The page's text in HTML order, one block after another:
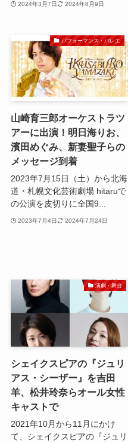
2024年3月7日 2024年8月9日
パフォーマンス・バレエ
山崎育三郎オーケストラツ
アーに出演！明日海りお、
濱田めぐみ、新妻聖子らの
メッセージ到着
2023年7月15日（土）から北海
道・札幌文化芸術劇場 hitaruで
の公演を皮切りに全国9...
2023年7月4日 2024年7月24日
演劇・舞台
シェイクスピアの『ジュリ
アス・シーザー』を吉田
羊、松井玲奈らオール女性
キャストで
2021年10月から11月にかけ
て、シェイクスピアの『ジュリ